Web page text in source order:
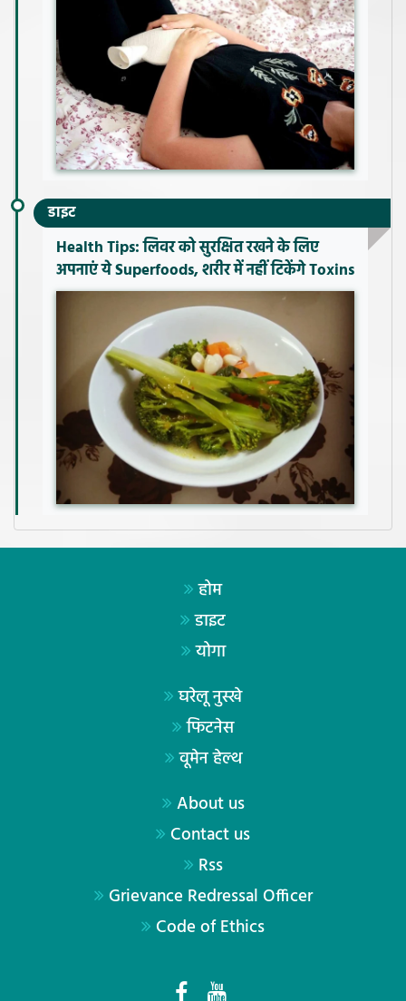
डाइट
Health Tips: लिवर को सुरक्षित रखने के लिए
अपनाएं ये Superfoods, शरीर में नहीं टिकेंगे Toxins
होम
डाइट
योगा
घरेलू नुस्खे
फिटनेस
वूमेन हेल्थ
About us
Contact us
Rss
Grievance Redressal Officer
Code of Ethics